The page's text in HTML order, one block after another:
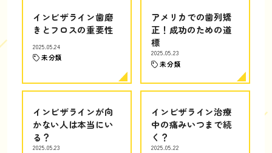
インビザライン歯磨
きとフロスの重要性
2025.05.24
未分類
アメリカでの歯列矯
正！成功のための道
標
2025.05.23
未分類
インビザラインが向
かない人は本当にい
る？
2025.05.23
インビザライン治療
中の痛みいつまで続
く？
2025.05.22